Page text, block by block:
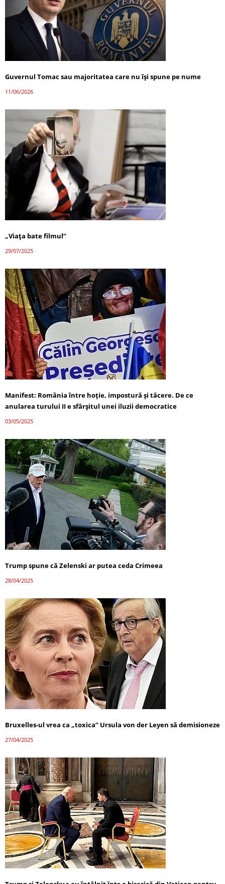
Guvernul Tomac sau majoritatea care nu își spune pe nume
11/06/2026
„Viața bate filmul”
29/07/2025
Manifest: România între hoție, impostură și tăcere. De ce
anularea turului II e sfârșitul unei iluzii democratice
03/05/2025
Trump spune că Zelenski ar putea ceda Crimeea
28/04/2025
Bruxelles-ul vrea ca „toxica” Ursula von der Leyen să demisioneze
27/04/2025